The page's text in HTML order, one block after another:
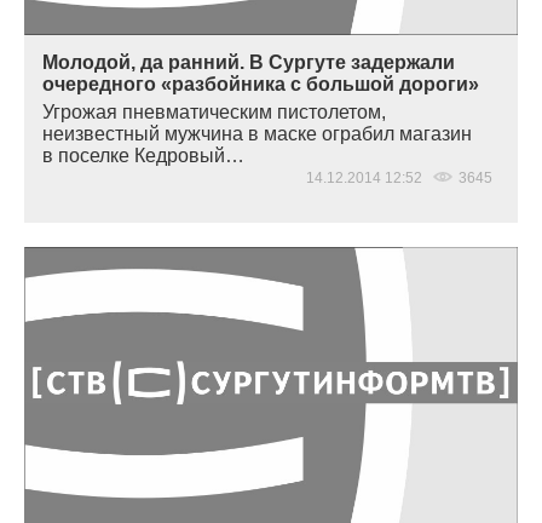
Молодой, да ранний. В Сургуте задержали
очередного «разбойника с большой дороги»
Угрожая пневматическим пистолетом,
неизвестный мужчина в маске ограбил магазин
в поселке Кедровый…
14.12.2014 12:52 3645